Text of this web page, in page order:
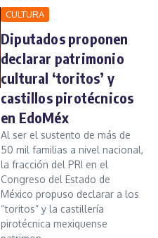
CULTURA
Diputados proponen
declarar patrimonio
cultural ‘toritos’ y
castillos pirotécnicos
en EdoMéx
Al ser el sustento de más de
50 mil familias a nivel nacional,
la fracción del PRI en el
Congreso del Estado de
México propuso declarar a los
“toritos” y la castillería
pirotécnica mexiquense